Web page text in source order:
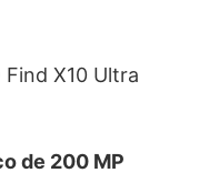
Find X10 Ultra
de 200 MP